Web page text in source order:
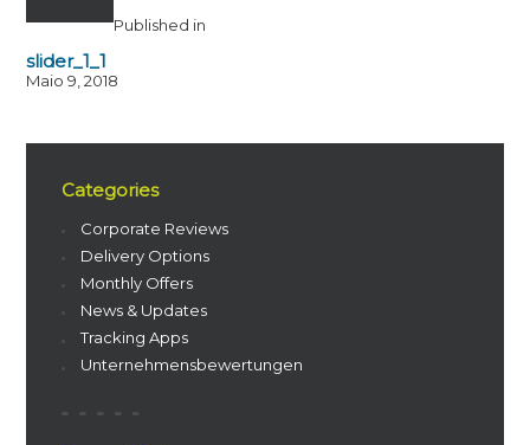
Published in
slider_1_1
Maio 9, 2018
Categories
Corporate Reviews
Delivery Options
Monthly Offers
News & Updates
Tracking Apps
Unternehmensbewertungen